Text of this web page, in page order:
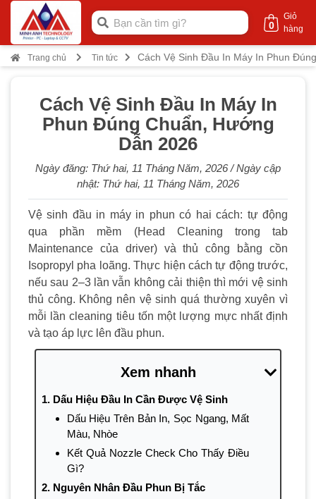
Giỏ
hàng
0
Trang chủ Tin tức Cách Vệ Sinh Đầu In Máy In Phun
Cách Vệ Sinh Đầu In Máy In
Phun Đúng Chuẩn, Hướng
Dẫn 2026
Ngày đăng: Thứ hai, 11 Tháng Năm, 2026/ Ngày cập
nhật: Thứ hai, 11 Tháng Năm, 2026
Vệ sinh đầu in máy in phun có hai cách: tự động
qua phần mềm (Head Cleaning trong tab
Maintenance của driver) và thủ công bằng cồn
Isopropyl pha loãng. Thực hiện cách tự động trước,
nếu sau 2–3 lần vẫn không cải thiện thì mới vệ sinh
thủ công. Không nên vệ sinh quá thường xuyên vì
mỗi lần cleaning tiêu tốn một lượng mực nhất định
và tạo áp lực lên đầu phun.
Xem nhanh
Dấu Hiệu Đầu In Cần Được Vệ Sinh
Dấu Hiệu Trên Bản In, Sọc Ngang, Mất
Màu, Nhòe
Kết Quả Nozzle Check Cho Thấy Điều
Gì?
Nguyên Nhân Đầu Phun Bị Tắc